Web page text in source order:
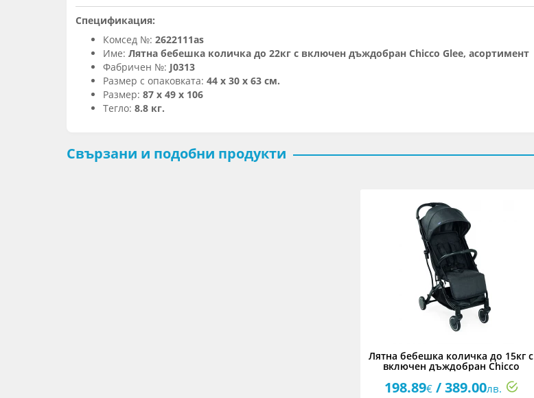
Спецификация:
Комсед №: 2622111as
Име: Лятна бебешка количка до 22кг с включен дъждобран Chicco Glee, асортимент
Фабричен №: J0313
Размер с опаковката: 44 х 30 х 63 см.
Размер: 87 x 49 x 106
Тегло: 8.8 кг.
Свързани и подобни продукти
Лятна бебешка количка до 15кг с
включен дъждобран Chicco
198.89€/ 389.00лв.